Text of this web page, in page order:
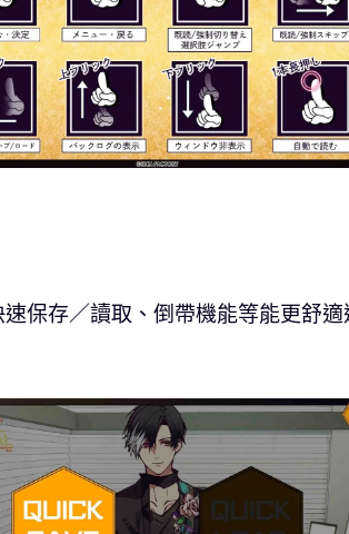
保存／讀取、倒帶機能等能更舒適